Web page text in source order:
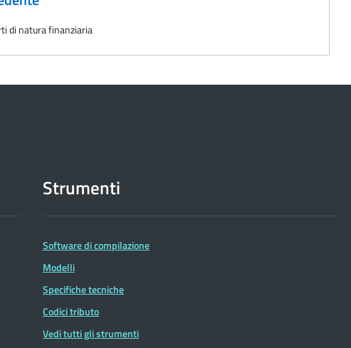
di natura finanziaria
Strumenti
Software di compilazione
Modelli
Specifiche tecniche
Codici tributo
Vedi tutti gli strumenti